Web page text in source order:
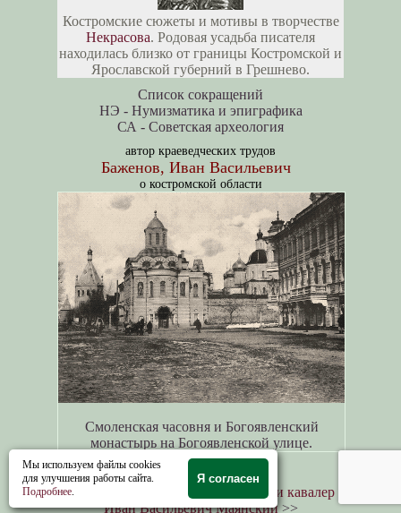
Костромские сюжеты и мотивы в творчестве
Некрасова. Родовая усадьба писателя
находилась близко от границы Костромской и
Ярославской губерний в Грешнево.
Список сокращений
НЭ - Нумизматика и эпиграфика
СА - Советская археология
автор краеведческих трудов
Баженов, Иван Васильевич
о костромской области
Смоленская часовня и Богоявленский
монастырь на Богоявленской улице.
Kostroma land №5
И.Х. Тлиф. Почётный гражданин и кавалер
Иван Васильевич Маянский>>
Мы используем файлы cookies
для улучшения работы сайта.
Подробнее.
Я согласен